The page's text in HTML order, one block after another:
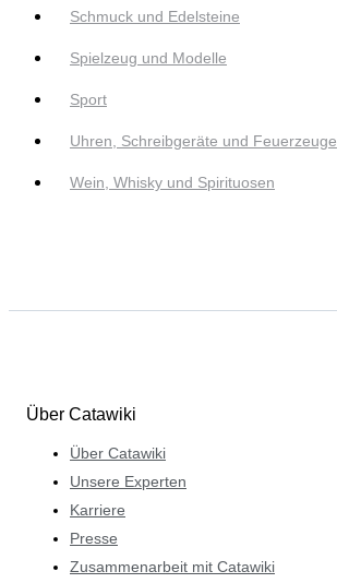
Schmuck und Edelsteine
Spielzeug und Modelle
Sport
Uhren, Schreibgeräte und Feuerzeuge
Wein, Whisky und Spirituosen
Über Catawiki
Über Catawiki
Unsere Experten
Karriere
Presse
Zusammenarbeit mit Catawiki